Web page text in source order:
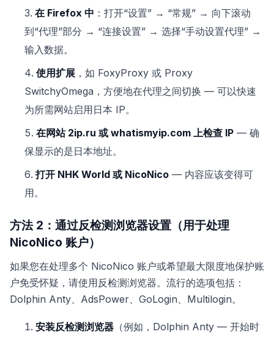
在 Firefox 中 ：打开“设置” → “常规” → 向下滚动
到“代理”部分 → “连接设置” → 选择“手动设置代理” →
输入数据。
使用扩展 ，如 FoxyProxy 或 Proxy
SwitchyOmega，方便地在代理之间切换 — 可以快速
为所需网站启用日本 IP。
在网站 2ip.ru 或 whatismyip.com 上检查 IP — 确
保显示的是日本地址。
打开 NHK World 或 NicoNico — 内容应该变得可
用。
方法 2：通过反检测浏览器设置（用于处理
NicoNico 账户）
如果您在处理多个 NicoNico 账户或希望最大限度地保护账
户免受怀疑，请使用反检测浏览器。流行的选项包括：
Dolphin Anty、AdsPower、GoLogin、Multilogin。
安装反检测浏览器 （例如，Dolphin Anty — 开始时